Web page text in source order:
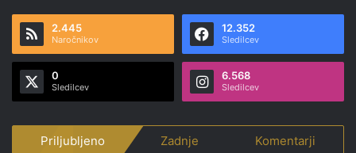
2.445
Naročnikov
12.352
Sledilcev
0
Sledilcev
6.568
Sledilcev
Priljubljeno Zadnje Komentarji